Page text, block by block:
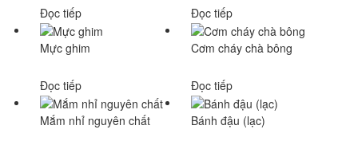
Đọc tiếp Đọc tiếp
Mực ghim
Đọc tiếp
Cơm cháy chà bông
Đọc tiếp
Mắm nhỉ nguyên chất Bánh đậu (lạc)